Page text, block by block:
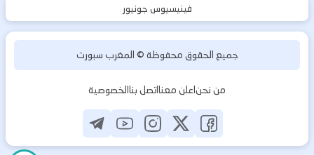
فينيسيوس جونيور
جميع الحقوق محفوظة ©المغرب سبورت
من نحناعلن معنااتصل بناالخصوصية